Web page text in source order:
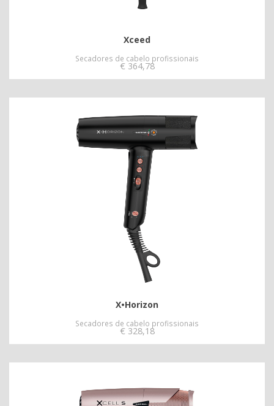
Xceed
Secadores de cabelo profissionais
€ 364,78
X•Horizon
Secadores de cabelo profissionais
€ 328,18